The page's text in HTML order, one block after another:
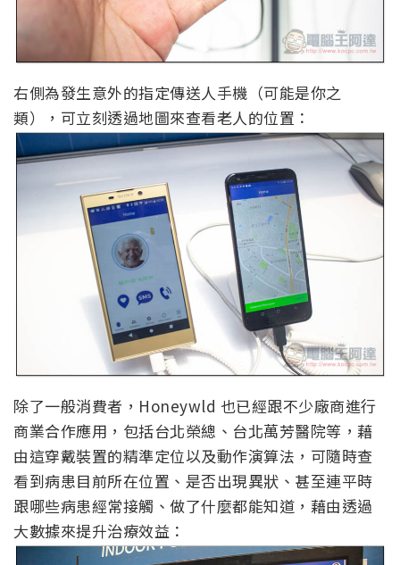
右側為發生意外的指定傳送人手機（可能是你之
類），可立刻透過地圖來查看老人的位置：
除了一般消費者，Honeywld 也已經跟不少廠商進行
商業合作應用，包括台北榮總、台北萬芳醫院等，藉
由這穿戴裝置的精準定位以及動作演算法，可隨時查
看到病患目前所在位置、是否出現異狀、甚至連平時
跟哪些病患經常接觸、做了什麼都能知道，藉由透過
大數據來提升治療效益：